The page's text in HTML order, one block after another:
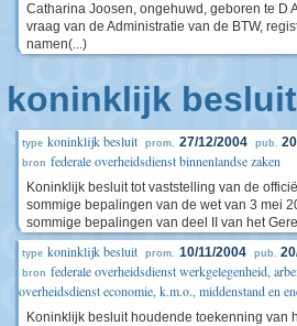
Catharina Joosen, ongehuwd, geboren te D
vraag van de Administratie van de BTW,
namen(...)
koninklijk besluit
type koninklijk besluit prom. 27/12/2004 pub.
bron federale overheidsdienst binnenlandse zaken
Koninklijk besluit tot vaststelling van de
sommige bepalingen van de wet van 3 mei
sommige bepalingen van deel II van het
type koninklijk besluit prom. 10/11/2004 pub.
bron federale overheidsdienst werkgelegenheid,
overheidsdienst economie, k.m.o., middenstand en
Koninklijk besluit houdende toekenning van